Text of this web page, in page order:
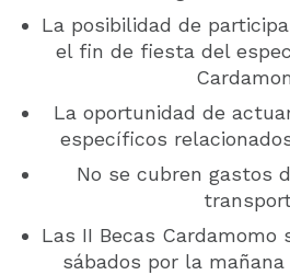
La posibilidad de
el fin de fiesta del
La oportunidad de
específicos
No se cubren gastos
Las II Becas Cardamomo
sábados por la